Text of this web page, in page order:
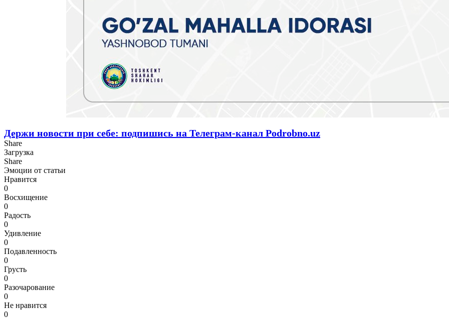
Держи новости при себе: подпишись на Телеграм-канал Podrobno.uz
Share
Загрузка
Share
Эмоции от статьи
Нравится
0
Восхищение
0
Радость
0
Удивление
0
Подавленность
0
Грусть
0
Разочарование
0
Не нравится
0